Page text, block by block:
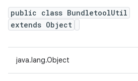
public class BundletoolUtil
extends Object
java.lang.Object